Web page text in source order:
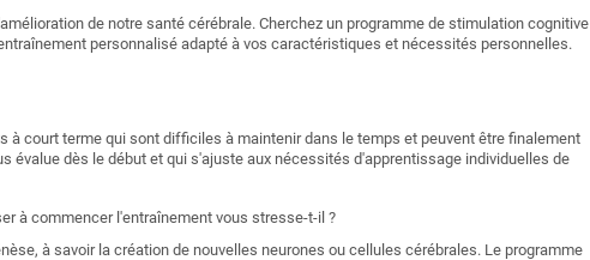
de notre santé cérébrale. Cherchez un programme de stimulation cognitive
personnalisé adapté à vos caractéristiques et nécessités personnelles.
à court terme qui sont difficiles à maintenir dans le temps et peuvent être finalement
évalue dès le début et qui s'ajuste aux nécessités d'apprentissage individuelles de
à commencer l'entraînement vous stresse-t-il ?
à savoir la création de nouvelles neurones ou cellules cérébrales. Le programme